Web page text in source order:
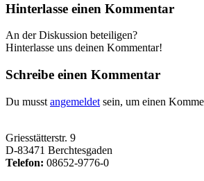
Hinterlasse einen Kommentar
An der Diskussion beteiligen?
Hinterlasse uns deinen Kommentar!
Schreibe einen Kommentar
Du musst angemeldet sein, um einen
Griesstätterstr. 9
D-83471 Berchtesgaden
Telefon: 08652-9776-0